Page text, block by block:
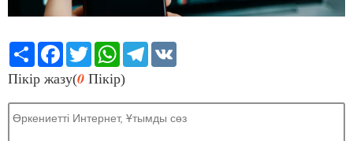
Share Facebook
TwitterWhatsApp
Telegram
Пікір жазу(0 Пікір)